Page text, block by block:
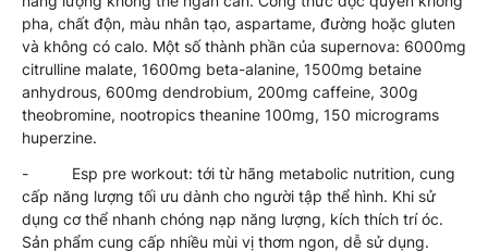
pha, chất độn, màu nhân tạo, aspartame, đường hoặc gluten
và không có calo. Một số thành phần của supernova: 6000mg
citrulline malate, 1600mg beta-alanine, 1500mg betaine
anhydrous, 600mg dendrobium, 200mg caffeine, 300g
theobromine, nootropics theanine 100mg, 150 micrograms
huperzine.
- Esp pre workout: tới từ hãng metabolic nutrition, cung
cấp năng lượng tối ưu dành cho người tập thể hình. Khi sử
dụng cơ thể nhanh chóng nạp năng lượng, kích thích trí óc.
Sản phẩm cung cấp nhiều mùi vị thơm ngon, dễ sử dụng.